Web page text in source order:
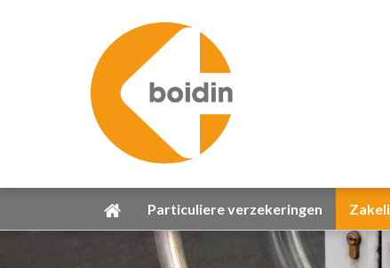
Particuliere verzekeringen